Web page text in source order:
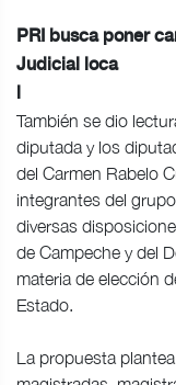
PRI busca poner
Judicial loca
También se dio
diputada y los
del Carmen Rabelo
integrantes del
diversas
de Campeche y del
materia de elección
Estado.
La propuesta